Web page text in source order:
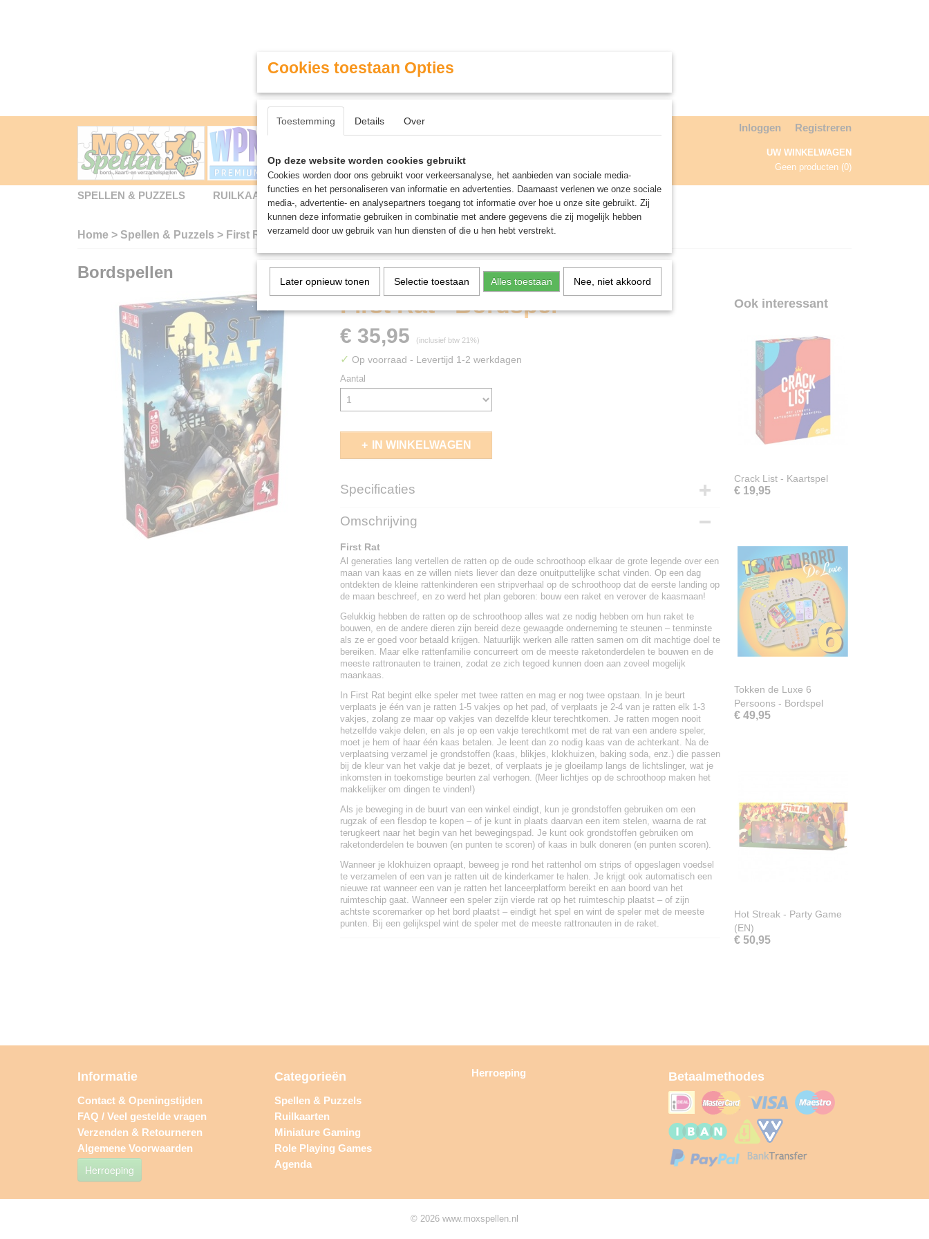
Contact & Openingstijden Inloggen Registreren
UW WINKELWAGEN
Geen producten (0)
SPELLEN & PUZZELS RUILKAARTEN MINIATURE GAMING ROLE PLAYING GAMES AGENDA
Home > Spellen & Puzzels > First Rat - Bordspel
Bordspellen
First Rat - Bordspel
€ 35,95 (inclusief btw 21%)
✓ Op voorraad - Levertijd 1-2 werkdagen
Aantal
IN WINKELWAGEN
Specificaties
EAN code
Omschrijving
First Rat
Al generaties lang vertellen de ratten op de oude schroothoop elkaar de grote legende over een
maan van kaas en ze willen niets liever dan deze onuitputtelijke schat vinden. Op een dag
ontdekten de kleine rattenkinderen een stripverhaal op de schroothoop dat de eerste landing op
de maan beschreef, en zo werd het plan geboren: bouw een raket en verover de kaasmaan!
Gelukkig hebben de ratten op de schroothoop alles wat ze nodig hebben om hun raket te
bouwen, en de andere dieren zijn bereid deze gewaagde onderneming te steunen – tenminste
als ze er goed voor betaald krijgen. Natuurlijk werken alle ratten samen om dit machtige doel te
bereiken. Maar elke rattenfamilie concurreert om de meeste raketonderdelen te bouwen en de
meeste rattronauten te trainen, zodat ze zich tegoed kunnen doen aan zoveel mogelijk
maankaas.
In First Rat begint elke speler met twee ratten en mag er nog twee opstaan. In je beurt
verplaats je één van je ratten 1-5 vakjes op het pad, of verplaats je 2-4 van je ratten elk 1-3
vakjes, zolang ze maar op vakjes van dezelfde kleur terechtkomen. Je ratten mogen nooit
hetzelfde vakje delen, en als je op een vakje terechtkomt met de rat van een andere speler,
moet je hem of haar één kaas betalen. Je leent dan zo nodig kaas van de achterkant. Na de
verplaatsing verzamel je grondstoffen (kaas, blikjes, klokhuizen, baking soda, enz.) die passen
bij de kleur van het vakje dat je bezet, of verplaats je je gloeilamp langs de lichtslinger, wat je
inkomsten in toekomstige beurten zal verhogen. (Meer lichtjes op de schroothoop maken het
makkelijker om dingen te vinden!)
Als je beweging in de buurt van een winkel eindigt, kun je grondstoffen gebruiken om een
rugzak of een flesdop te kopen – of je kunt in plaats daarvan een item stelen, waarna de rat
terugkeert naar het begin van het bewegingspad. Je kunt ook grondstoffen gebruiken om
raketonderdelen te bouwen (en punten te scoren) of kaas in bulk doneren (en punten scoren).
Wanneer je klokhuizen opraapt, beweeg je rond het rattenhol om strips of opgeslagen voedsel
te verzamelen of een van je ratten uit de kinderkamer te halen. Je krijgt ook automatisch een
nieuwe rat wanneer een van je ratten het lanceerplatform bereikt en aan boord van het
ruimteschip gaat. Wanneer een speler zijn vierde rat op het ruimteschip plaatst – of zijn
achtste scoremarker op het bord plaatst – eindigt het spel en wint de speler met de meeste
punten. Bij een gelijkspel wint de speler met de meeste rattronauten in de raket.
Ook interessant
Crack List - Kaartspel
€ 19,95
Tokken de Luxe 6
Persoons - Bordspel
€ 49,95
Hot Streak - Party Game
(EN)
€ 50,95
Informatie
Contact & Openingstijden
FAQ / Veel gestelde vragen
Verzenden & Retourneren
Algemene Voorwaarden
Herroeping
Categorieën
Spellen & Puzzels
Ruilkaarten
Miniature Gaming
Role Playing Games
Agenda
Herroeping Betaalmethodes
© 2026 www.moxspellen.nl
Cookies toestaan Opties
Toestemming Details Over
Op deze website worden cookies gebruikt
Cookies worden door ons gebruikt voor verkeersanalyse, het aanbieden van sociale media-
functies en het personaliseren van informatie en advertenties. Daarnaast verlenen we onze sociale
media-, advertentie- en analysepartners toegang tot informatie over hoe u onze site gebruikt. Zij
kunnen deze informatie gebruiken in combinatie met andere gegevens die zij mogelijk hebben
verzameld door uw gebruik van hun diensten of die u hen hebt verstrekt.
Later opnieuw tonen Selectie toestaan Alles toestaan Nee, niet akkoord